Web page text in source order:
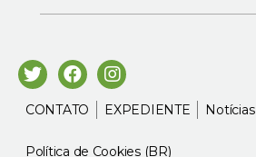
CONTATO EXPEDIENTE Notícias
Política de Cookies (BR)